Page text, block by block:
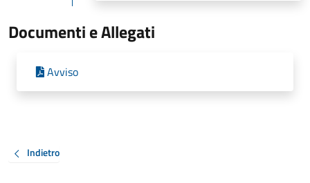
Documenti e Allegati
Avviso
Indietro